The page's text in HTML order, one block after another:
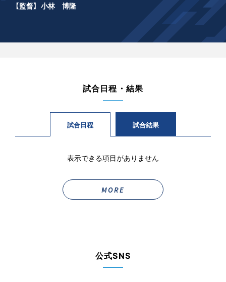
【監督】 小林 博隆
試合日程・結果
試合日程 試合結果
表示できる項目がありません
MORE
公式SNS